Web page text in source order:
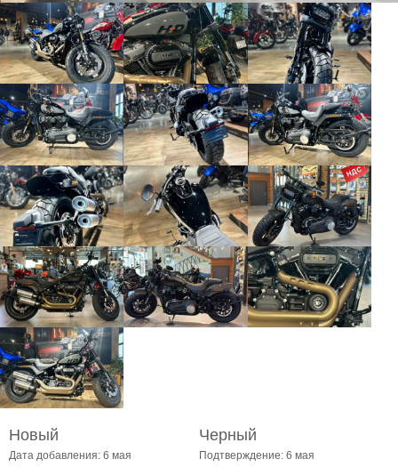
Новый Черный
Дата добавления: 6 мая Подтверждение: 6 мая